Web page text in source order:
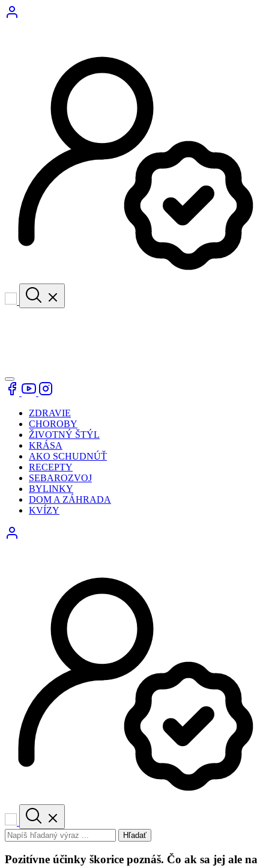
ZDRAVIE
CHOROBY
ŽIVOTNÝ ŠTÝL
KRÁSA
AKO SCHUDNÚŤ
RECEPTY
SEBAROZVOJ
BYLINKY
DOM A ZÁHRADA
KVÍZY
Hľadať
Pozitívne účinky škorice poznáš. Čo ak sa jej ale na